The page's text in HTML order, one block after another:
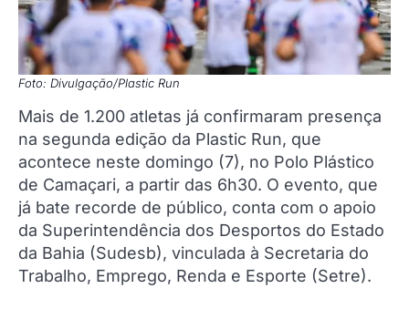
Foto: Divulgação/Plastic Run
Mais de 1.200 atletas já confirmaram presença
na segunda edição da Plastic Run, que
acontece neste domingo (7), no Polo Plástico
de Camaçari, a partir das 6h30. O evento, que
já bate recorde de público, conta com o apoio
da Superintendência dos Desportos do Estado
da Bahia (Sudesb), vinculada à Secretaria do
Trabalho, Emprego, Renda e Esporte (Setre).